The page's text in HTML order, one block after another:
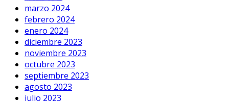
marzo 2024
febrero 2024
enero 2024
diciembre 2023
noviembre 2023
octubre 2023
septiembre 2023
agosto 2023
julio 2023